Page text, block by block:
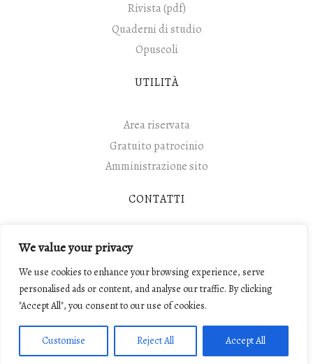
We value your privacy
We use cookies to enhance your browsing experience, serve
personalised ads or content, and analyse our traffic. By clicking
"Accept All", you consent to our use of cookies.
Customise Reject All Accept All
Rivista (pdf)
Quaderni di studio
Opuscoli
UTILITÀ
Area riservata
Gratuito patrocinio
Amministrazione sito
CONTATTI
© 2017 Camera Penale di Modena Carl'Alberto Perroux.
Tutti i diritti riservati.